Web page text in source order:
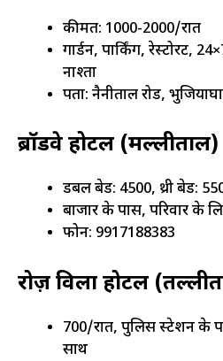
कीमत: ₹1000-2000/रात
गार्डन, पार्किंग, रेस्टोरेंट,
नाश्ता
पता: नैनीताल रोड,
ब्रॉडवे होटल (मल्लीताल)
डबल बेड: ₹4500, थ्री बेड:
बाजार के पास, परिवार के
फोन: 9917188383
रोज़ विला होटल
₹700/रात, पुलिस स्टेशन
साथ